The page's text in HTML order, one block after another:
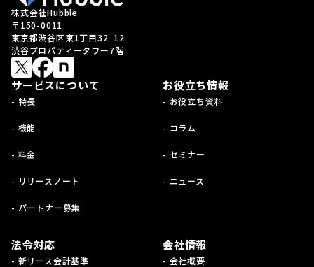
株式会社Hubble
〒150-0011
東京都渋谷区東1丁目32−12
渋谷プロパティータワー7階
サービスについて
- 特長
- 機能
- 料金
- リリースノート
- パートナー募集
お役立ち情報
- お役立ち資料
- コラム
- セミナー
- ニュース
法令対応
- 新リース会計基準
会社情報
- 会社概要